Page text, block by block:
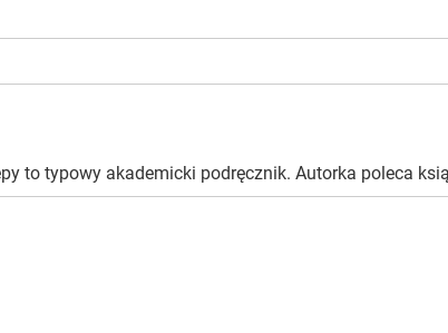
to typowy akademicki podręcznik. Autorka poleca